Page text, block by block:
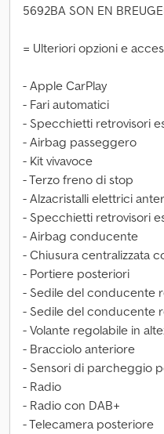
5692BA SON EN
= Ulteriori opzioni e
- Apple CarPlay
- Fari automatici
- Specchietti retrovisori
- Airbag passeggero
- Kit vivavoce
- Terzo freno di stop
- Alzacristalli elettrici
- Specchietti retrovisori
- Airbag conducente
- Chiusura centralizzata
- Portiere posteriori
- Sedile del conducente
- Sedile del conducente
- Volante regolabile in
- Bracciolo anteriore
- Sensori di parcheggio
- Radio
- Radio con DAB+
- Telecamera posteriore